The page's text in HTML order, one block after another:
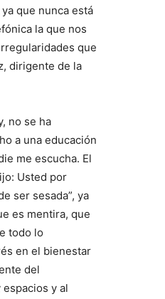
que nunca está
la que nos
que
dirigente de la
no se ha
a una educación
me escucha. El
Usted por
ser sesada”, ya
es mentira, que
todo lo
en el bienestar
del
y al